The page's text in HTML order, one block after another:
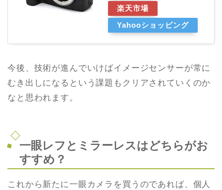
楽天市場
Yahooショッピング
今後、技術が進んでいけばイメージセンサーが常に
むき出しになるという課題もクリアされていくのか
なと思われます。
一眼レフとミラーレスはどちらがお
すすめ？
これから新たに一眼カメラを買うのであれば、個人